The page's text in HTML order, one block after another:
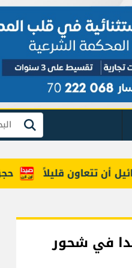
بحث
حجز تتعاون قليلاً
في شحور